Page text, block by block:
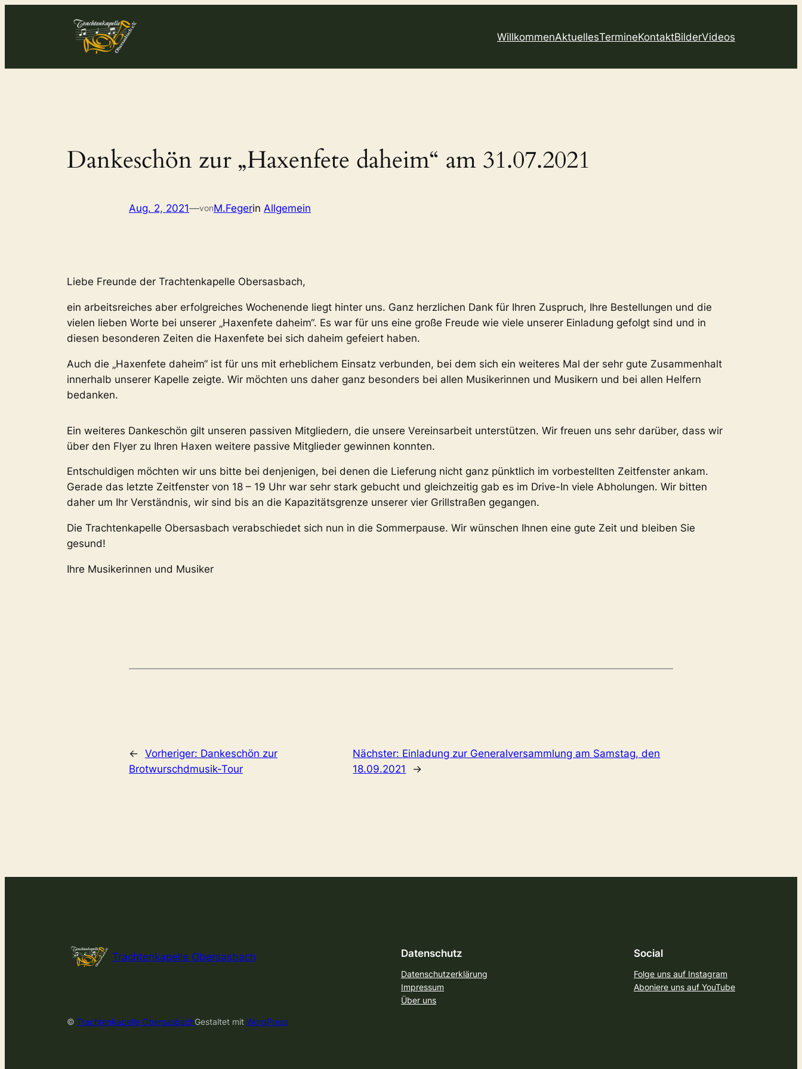
WillkommenAktuellesTermineKontaktBilderVideos
Dankeschön zur „Haxenfete daheim“ am 31.07.2021
Aug. 2, 2021—vonM.Fegerin Allgemein
Liebe Freunde der Trachtenkapelle Obersasbach,
ein arbeitsreiches aber erfolgreiches Wochenende liegt hinter uns. Ganz herzlichen Dank für Ihren Zuspruch, Ihre Bestellungen und die
vielen lieben Worte bei unserer „Haxenfete daheim“. Es war für uns eine große Freude wie viele unserer Einladung gefolgt sind und in
diesen besonderen Zeiten die Haxenfete bei sich daheim gefeiert haben.
Auch die „Haxenfete daheim“ ist für uns mit erheblichem Einsatz verbunden, bei dem sich ein weiteres Mal der sehr gute Zusammenhalt
innerhalb unserer Kapelle zeigte. Wir möchten uns daher ganz besonders bei allen Musikerinnen und Musikern und bei allen Helfern
bedanken.
Ein weiteres Dankeschön gilt unseren passiven Mitgliedern, die unsere Vereinsarbeit unterstützen. Wir freuen uns sehr darüber, dass wir
über den Flyer zu Ihren Haxen weitere passive Mitglieder gewinnen konnten.
Entschuldigen möchten wir uns bitte bei denjenigen, bei denen die Lieferung nicht ganz pünktlich im vorbestellten Zeitfenster ankam.
Gerade das letzte Zeitfenster von 18 – 19 Uhr war sehr stark gebucht und gleichzeitig gab es im Drive-In viele Abholungen. Wir bitten
daher um Ihr Verständnis, wir sind bis an die Kapazitätsgrenze unserer vier Grillstraßen gegangen.
Die Trachtenkapelle Obersasbach verabschiedet sich nun in die Sommerpause. Wir wünschen Ihnen eine gute Zeit und bleiben Sie
gesund!
Ihre Musikerinnen und Musiker
← Vorheriger: Dankeschön zur
Brotwurschdmusik-Tour
Nächster: Einladung zur Generalversammlung am Samstag, den
18.09.2021
→
Trachtenkapelle Obersasbach Datenschutz
Datenschutzerklärung
Impressum
Über uns
Social
Folge uns auf Instagram
Aboniere uns auf YouTube
© Trachtenkapelle ObersasbachGestaltet mit WordPress